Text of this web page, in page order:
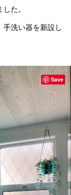
た。
手洗い器を新設し
Save